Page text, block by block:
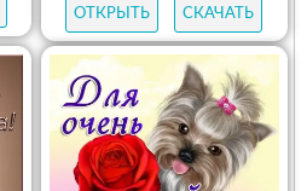
ОТКРЫТЬ СКАЧАТЬ